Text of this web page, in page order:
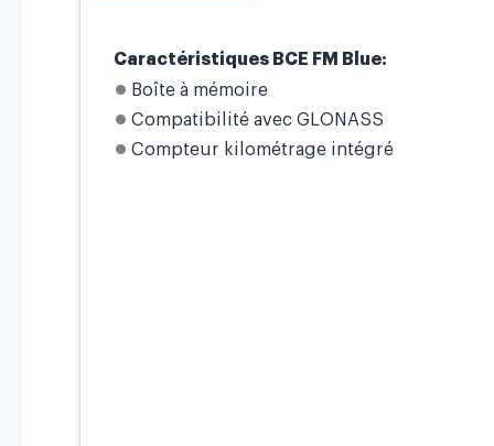
Caractéristiques BCE FM Blue:
Boîte à mémoire
Compatibilité avec GLONASS
Compteur kilométrage intégré